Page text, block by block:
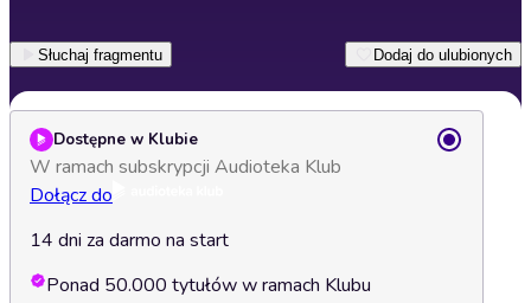
Słuchaj fragmentu Dodaj do ulubionych
Dostępne w Klubie
W ramach subskrypcji Audioteka Klub
Dołącz do
14 dni za darmo na start
Ponad 50.000 tytułów w ramach Klubu